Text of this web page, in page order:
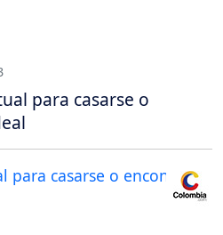
para casarse o